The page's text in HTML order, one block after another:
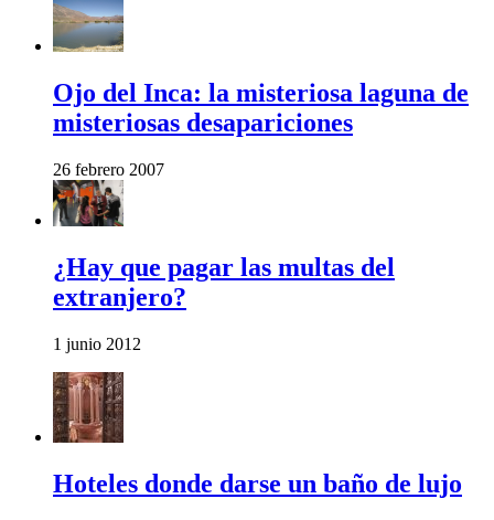
Ojo del Inca: la misteriosa laguna de
misteriosas desapariciones
26 febrero 2007
¿Hay que pagar las multas del
extranjero?
1 junio 2012
Hoteles donde darse un baño de lujo